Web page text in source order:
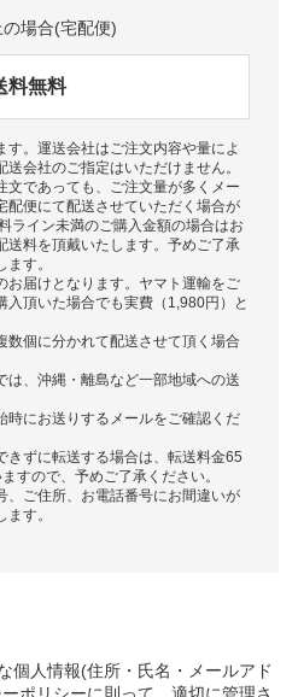
場合(宅配便)
料無料
。運送会社はご注文内容や量によ
会社のご指定はいただけません。
であっても、ご注文量が多くメー
配便にて配送させていただく場合が
ライン未満のご購入金額の場合はお
送料を頂戴いたします。予めご了承
す。
届けとなります。ヤマト運輸をご
入頂いた場合でも実費（1,980円）と
個に分かれて配送させて頂く場合
、沖縄・離島など一部地域への送
にお送りするメールをご確認くだ
ずに転送する場合は、転送料金65
すので、予めご了承ください。
ご住所、お電話番号にお間違いが
す。
個人情報(住所・氏名・メールアド
ポリシーに則って、適切に管理さ